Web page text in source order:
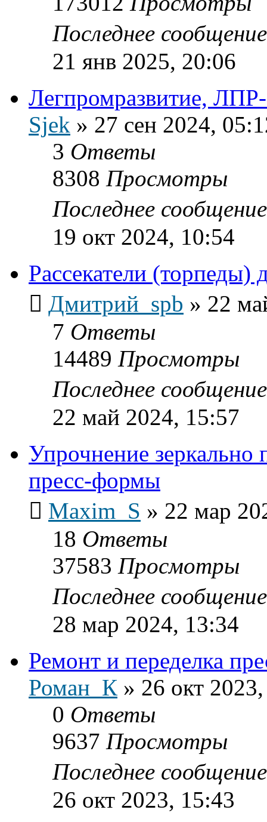
Последнее
21 янв 2025, 20:06
Легпромразвитие,
Sjek » 27 сен 2024,
3 Ответы
8308 Просмотры
Последнее
19 окт 2024, 10:54
Рассекатели (торпеды)
Дмитрий_spb » 22
7 Ответы
14489 Просмотры
Последнее
22 май 2024, 15:57
Упрочнение зеркально
пресс-формы
Maxim_S » 22 мар
18 Ответы
37583 Просмотры
Последнее
28 мар 2024, 13:34
Ремонт и переделка
Роман_К » 26 окт
0 Ответы
9637 Просмотры
Последнее
26 окт 2023, 15:43